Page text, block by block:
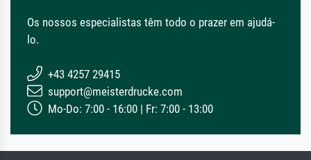
Os nossos especialistas têm todo o prazer em ajudá-
lo.
+43 4257 29415
support@meisterdrucke.com
Mo-Do: 7:00 - 16:00 | Fr: 7:00 - 13:00